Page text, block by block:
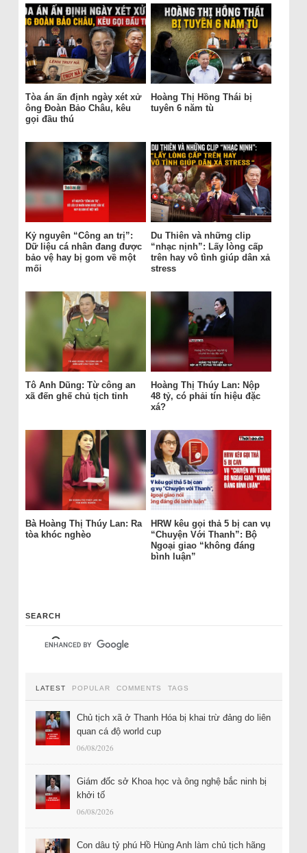
Tòa án ấn định ngày xét xử
ông Đoàn Bảo Châu, kêu
gọi đầu thú
Hoàng Thị Hồng Thái bị
tuyên 6 năm tù
Kỷ nguyên “Công an trị”:
Dữ liệu cá nhân đang được
bảo vệ hay bị gom về một
mối
Du Thiên và những clip
“nhạc nịnh”: Lấy lòng cấp
trên hay vô tình giúp dân xả
stress
Tô Anh Dũng: Từ công an
xã đến ghế chủ tịch tỉnh
Hoàng Thị Thúy Lan: Nộp
48 tỷ, có phải tín hiệu đặc
xá?
Bà Hoàng Thị Thúy Lan: Ra
tòa khóc nghèo
HRW kêu gọi thả 5 bị can vụ
“Chuyện Với Thanh”: Bộ
Ngoại giao “không đáng
bình luận”
SEARCH
LATEST POPULAR COMMENTS TAGS
Chủ tịch xã ở Thanh Hóa bị khai trừ đảng do liên
quan cá độ world cup
06/08/2026
Giám đốc sở Khoa học và ông nghệ bắc ninh bị
khởi tố
06/08/2026
Con dâu tỷ phú Hồ Hùng Anh làm chủ tịch hãng